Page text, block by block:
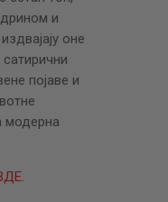
и
оне
појаве и
модерна
.